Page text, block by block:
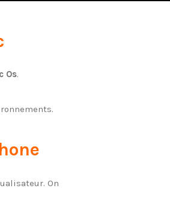
Os.
On